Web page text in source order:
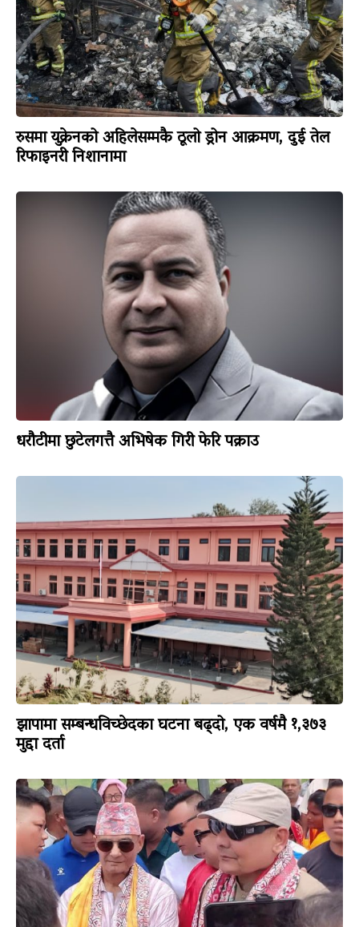
रुसमा युक्रेनको अहिलेसम्मकै ठूलो ड्रोन आक्रमण, दुई तेल
रिफाइनरी निशानामा
धरौटीमा छुटेलगत्तै अभिषेक गिरी फेरि पक्राउ
झापामा सम्बन्धविच्छेदका घटना बढ्दो, एक वर्षमै १,३७३
मुद्दा दर्ता